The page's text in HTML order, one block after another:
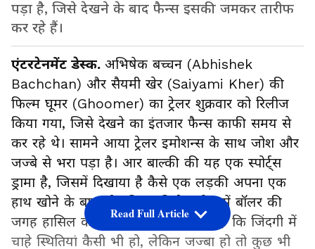
पड़ा है, जिसे देखने के बाद फैन्स इसकी जमकर तारीफ
कर रहे हैं।
एंटरटेनमेंट डेस्क. अभिषेक बच्चन (Abhishek
Bachchan) और सैयमी खेर (Saiyami Kher) की
फिल्म घूमर (Ghoomer) का ट्रेलर शुक्रवार को रिलीज
किया गया, जिसे देखने का इंतजार फैन्स काफी समय से
कर रहे थे। सामने आया ट्रेलर इमोशन्स के साथ जोश और
जज्बे से भरा पड़ा है। आर बाल्की की यह एक स्पोर्ट्स
ड्रामा है, जिसमें दिखाया है कैसे एक लड़की अपना एक
हाथ खोने के बाद भी इंडियन क्रिकेट टीम में बॉलर की
जगह हासिल करती है और साबित करती है कि जिंदगी में
चाहे स्थितियां कैसी भी हो, लेकिन जज्बा हो तो कुछ भी
Read Full Article